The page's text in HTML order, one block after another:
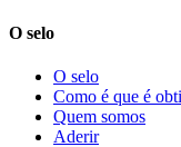
O selo
O selo
Como é que é
Quem somos
Aderir